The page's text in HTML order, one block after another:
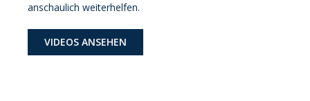
anschaulich weiterhelfen.
VIDEOS ANSEHEN